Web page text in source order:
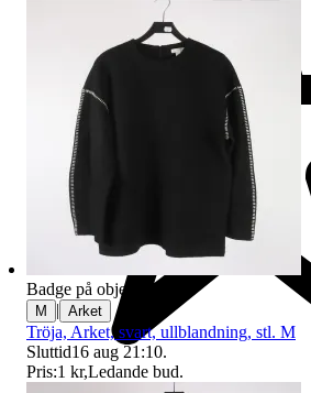
Badge på objektet:
M | Arket
Tröja, Arket, svart, ullblandning, stl. M
Sluttid16 aug 21:10.
Pris:1 kr,Ledande bud.